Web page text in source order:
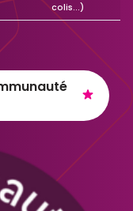
colis...)